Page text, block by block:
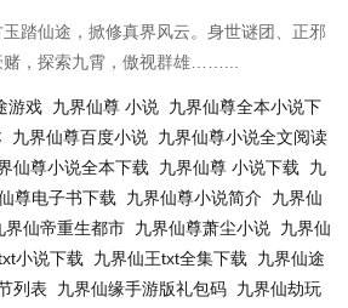
踏仙途，掀修真界风云。身世谜团、正邪
，探索九霄，傲视群雄……...
游戏 九界仙尊 小说 九界仙尊全本小说下
九界仙尊百度小说 九界仙尊小说全文阅读
仙尊小说全本下载 九界仙尊 小说下载
九
尊电子书下载 九界仙尊小说简介 九界仙
界仙帝重生都市 九界仙尊萧尘小说 九界仙
小说下载 九界仙王txt全集下载
九界仙途
列表 九界仙缘手游版礼包码 九界仙劫玩